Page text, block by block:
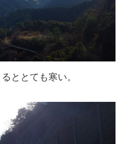
ととても寒い。